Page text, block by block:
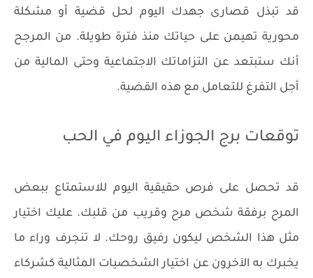
قد تبذل قصارى جهدك اليوم لحل قضية أو مشكلة
محورية تهيمن على حياتك منذ فترة طويلة. من المرجح
أنك ستبتعد عن التزاماتك الاجتماعية وحتى المالية من
أجل التفرغ للتعامل مع هذه القضية.
توقعات برج الجوزاء اليوم في الحب
قد تحصل على فرص حقيقية اليوم للاستمتاع ببعض
المرح برفقة شخص مرح وقريب من قلبك. عليك اختيار
مثل هذا الشخص ليكون رفيق روحك. لا تنجرف وراء ما
يخبرك به الآخرون عن اختيار الشخصيات المثالية كشركاء